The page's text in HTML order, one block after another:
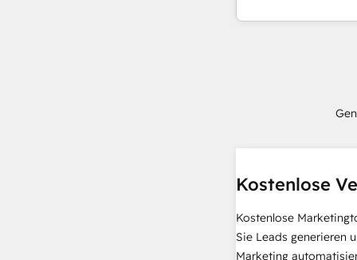
Kostenlose
Kostenlose
Sie Leads generieren
Marketing